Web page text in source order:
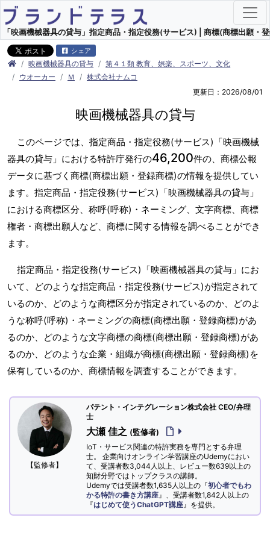
「映画機械器具の貸与」指定商品・指定役務(サービス) | 商標(商標出願・
シェア
映画機械器具の貸与
第４１類 教育、娯楽、スポーツ、文化
ウオーカー
Ｍ
株式会社ナムコ
更新日：2026/08/01
映画機械器具の貸与
このページでは、指定商品・指定役務(サービス)「映画機械
器具の貸与」における特許庁発行の46,200件の、商標公報
データに基づく商標(商標出願・登録商標)の情報を提供してい
ます。指定商品・指定役務(サービス)「映画機械器具の貸与」
における商標区分、称呼(呼称)・ネーミング、文字商標、商標
権者・商標出願人など、商標に関する情報を調べることができ
ます。
指定商品・指定役務(サービス)「映画機械器具の貸与」にお
いて、どのような指定商品・指定役務(サービス)が指定されて
いるのか、どのような商標区分が指定されているのか、どのよ
うな称呼(呼称)・ネーミングの商標(商標出願・登録商標)があ
るのか、どのような文字商標の商標(商標出願・登録商標)があ
るのか、どのような企業・組織が商標(商標出願・登録商標)を
保有しているのか、商標情報を調査することができます。
【監修者】
パテント・インテグレーション株式会社 CEO/弁理
士
大瀬 佳之 (監修者)
IoT・サービス関連の特許実務を専門とする弁理
士。 企業向けオンライン学習講座のUdemyにおい
て、受講者数3,044人以上、レビュー数639以上の
知財分野ではトップクラスの講師。
Udemyでは受講者数1,635人以上の『初心者でもわ
かる特許の書き方講座 』、受講者数1,842人以上の
『はじめて使うChatGPT講座 』を提供。